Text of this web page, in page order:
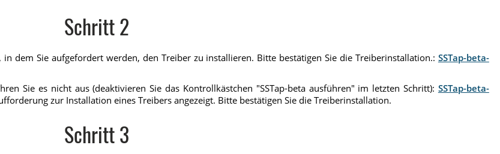
Schritt 2
dem Sie aufgefordert werden, den Treiber zu installieren. Bitte bestätigen Sie die Treiberinstallation.: SSTap-beta-
Sie es nicht aus (deaktivieren Sie das Kontrollkästchen "SSTap-beta ausführen" im letzten Schritt): SSTap-beta-
zur Installation eines Treibers angezeigt. Bitte bestätigen Sie die Treiberinstallation.
Schritt 3